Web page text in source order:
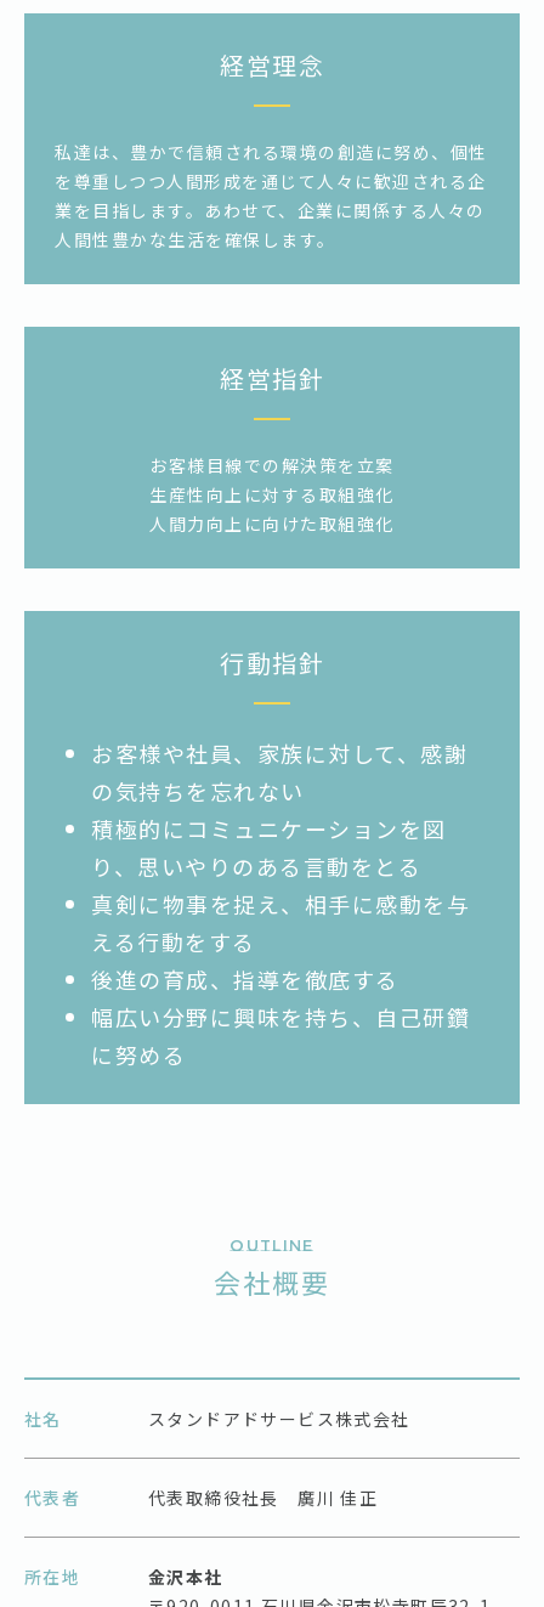
経営理念
私達は、豊かで信頼される環境の創造に努め、個性
を尊重しつつ人間形成を通じて人々に歓迎される企
業を目指します。あわせて、企業に関係する人々の
人間性豊かな生活を確保します。
経営指針
お客様目線での解決策を立案
生産性向上に対する取組強化
人間力向上に向けた取組強化
行動指針
お客様や社員、家族に対して、感謝
の気持ちを忘れない
積極的にコミュニケーションを図
り、思いやりのある言動をとる
真剣に物事を捉え、相手に感動を与
える行動をする
後進の育成、指導を徹底する
幅広い分野に興味を持ち、自己研鑽
に努める
Outline
会社概要
社名 スタンドアドサービス株式会社
代表者 代表取締役社長 廣川 佳正
所在地
金沢本社